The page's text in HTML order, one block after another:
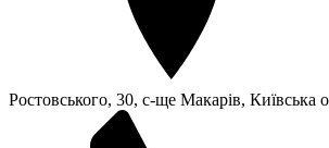
Ростовського, 30, с-ще Макарів, Київська